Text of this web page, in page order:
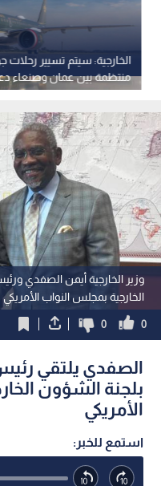
الخارجية: سيتم تسيير رحلات
منتظمة بين عمان وصنعاء
لمسار السلام
وزير الخارجية أيمن الصفدي
الخارجية بمجلس النواب الأمريكي
0
0
الصفدي يلتقي
بلجنة الشؤون
الأمريكي
استمع للخبر: